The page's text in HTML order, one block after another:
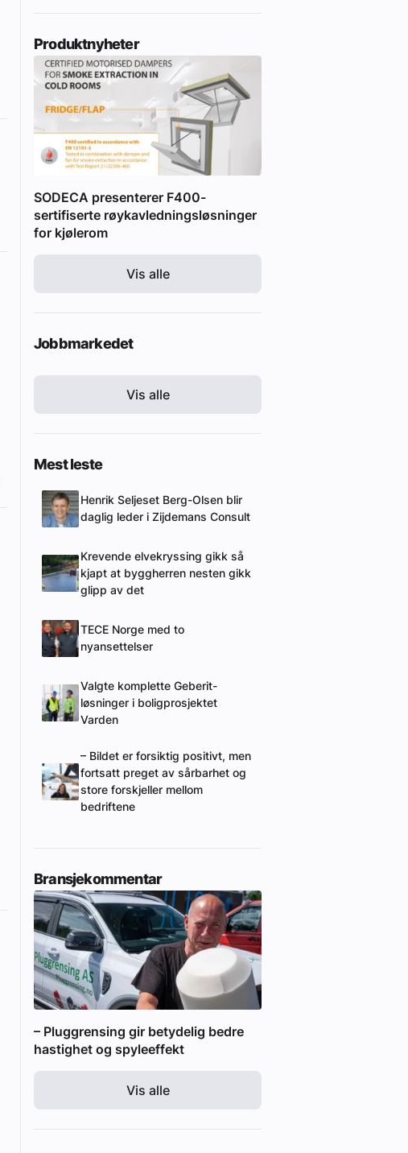
Produktnyheter
SODECA presenterer F400-
sertifiserte røykavledningsløsninger
for kjølerom
Vis alle
Jobbmarkedet
Vis alle
Mest leste
Henrik Seljeset Berg-Olsen blir
daglig leder i Zijdemans Consult
Krevende elvekryssing gikk så
kjapt at byggherren nesten gikk
glipp av det
TECE Norge med to
nyansettelser
Valgte komplette Geberit-
løsninger i boligprosjektet
Varden
– Bildet er forsiktig positivt, men
fortsatt preget av sårbarhet og
store forskjeller mellom
bedriftene
Bransjekommentar
– Pluggrensing gir betydelig bedre
hastighet og spyleeffekt
Vis alle